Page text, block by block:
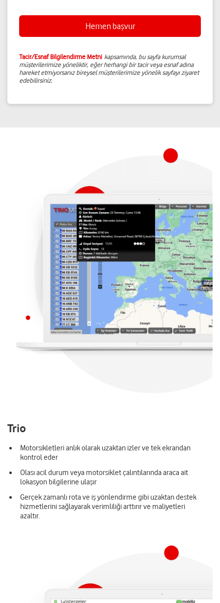
Tacir/Esnaf Bilgilendirme Metni kapsamında, bu sayfa kurumsal
müşterilerimize yöneliktir, eğer herhangi bir tacir veya esnaf adına
hareket etmiyorsanız bireysel müşterilerimize yönelik sayfayı ziyaret
edebilirsiniz.
Trio
Motorsikletleri anlık olarak uzaktan izler ve tek ekrandan
kontrol eder
Olası acil durum veya motorsiklet çalıntılarında araca ait
lokasyon bilgilerine ulaşır
Gerçek zamanlı rota ve iş yönlendirme gibi uzaktan destek
hizmetlerini sağlayarak verimliliği arttırır ve maliyetleri
azaltır.